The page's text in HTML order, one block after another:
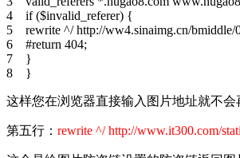
4
5
6
7
8
if ($invalid_referer) {
rewrite ^/ http://ww4.sinaimg.cn/bmiddle/
#return 404;
}
}
这样您在浏览器直接输入图片地址就不
第五行： rewrite ^/ http://www.it300.com/